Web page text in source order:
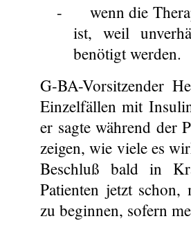
-
wenn die
ist, weil
benötigt werden.
G-BA-Vorsitzender
Einzelfällen mit
er sagte während der
zeigen, wie viele es
Beschluß bald in
Patienten jetzt
zu beginnen, sofern